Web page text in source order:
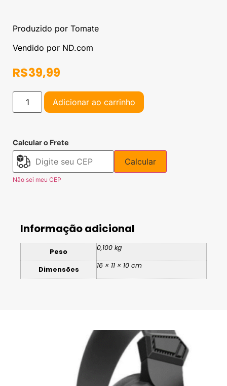
Produzido por Tomate
Vendido por ND.com
R$39,99
Adicionar ao carrinho
Calcular o Frete
Calcular
Não sei meu CEP
Informação adicional
Peso 0,100 kg
Dimensões 16 × 11 × 10 cm